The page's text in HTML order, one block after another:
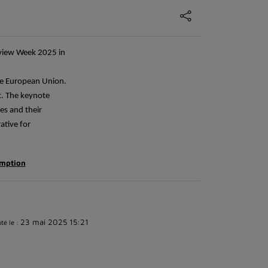
Week 2025 in
European Union.
The keynote
and their
for
le : 23 mai 2025 15:21